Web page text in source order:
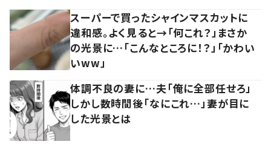
スーパーで買ったシャインマスカットに
違和感。よく見ると→「何これ？」まさか
の光景に…「こんなところに！？」「かわい
いww」
体調不良の妻に…夫「俺に全部任せろ」
しかし数時間後「なにこれ…」妻が目に
した光景とは